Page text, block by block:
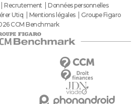
Recrutement
Données personnelles
Utiq Mentions légales
Groupe Figaro
CCM Benchmark